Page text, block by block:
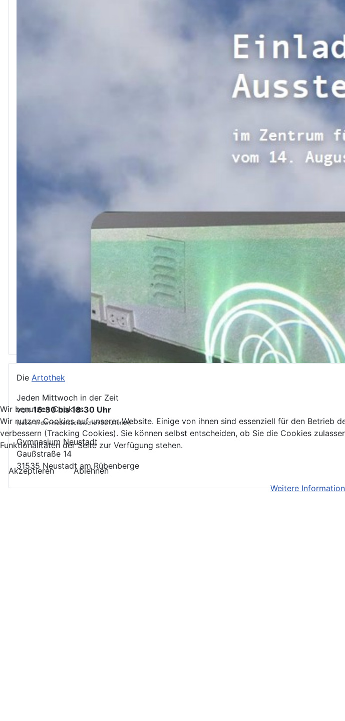
Die Artothek
Jeden Mittwoch in der Zeit
von16:30 bis 18:30 Uhr
(außer in den niedersächsischen Schulferien)
Gymnasium Neustadt
Gaußstraße 14
31535 Neustadt am Rübenberge
Wir benutzen Cookies
Wir nutzen Cookies auf unserer Website. Einige von ihnen sind essenziell für den Betrieb
verbessern (Tracking Cookies). Sie können selbst entscheiden, ob Sie die Cookies
Funktionalitäten der Seite zur Verfügung stehen.
Akzeptieren
Ablehnen
Weitere